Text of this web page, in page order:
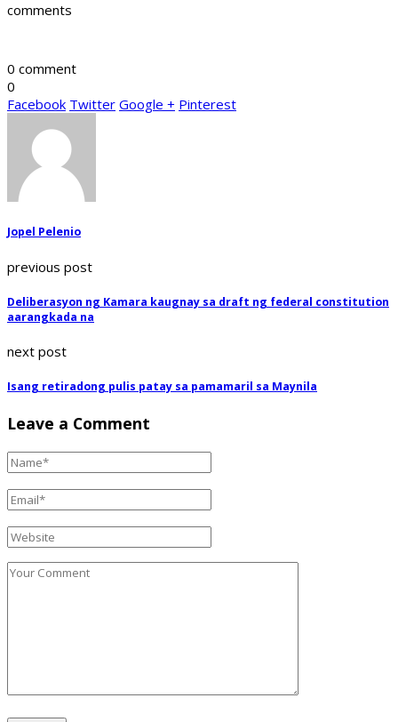
comments
0 comment
0
Facebook Twitter Google + Pinterest
Jopel Pelenio
previous post
Deliberasyon ng Kamara kaugnay sa draft ng federal constitution
aarangkada na
next post
Isang retiradong pulis patay sa pamamaril sa Maynila
Leave a Comment